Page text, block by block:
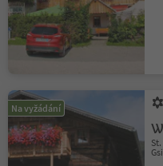
Na vyžádání